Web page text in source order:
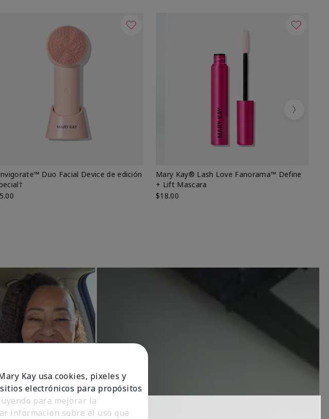
Duo Facial Device de edición
Mary Kay® Lash Love Fanorama™ Define
+ Lift Mascara
$18.00
Next
Kay usa cookies, pixeles y
electrónicos para propósitos
para mejorar la
información sobre el uso que